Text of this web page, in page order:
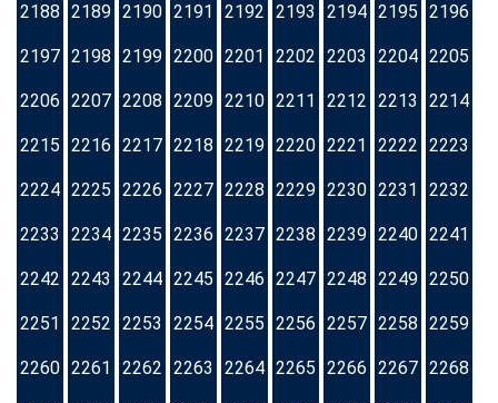
2188 2189 2190 2191 2192 2193 2194 2195 2196
2197 2198 2199 2200 2201 2202 2203 2204 2205
2206 2207 2208 2209 2210 2211 2212 2213 2214
2215 2216 2217 2218 2219 2220 2221 2222 2223
2224 2225 2226 2227 2228 2229 2230 2231 2232
2233 2234 2235 2236 2237 2238 2239 2240 2241
2242 2243 2244 2245 2246 2247 2248 2249 2250
2251 2252 2253 2254 2255 2256 2257 2258 2259
2260 2261 2262 2263 2264 2265 2266 2267 2268